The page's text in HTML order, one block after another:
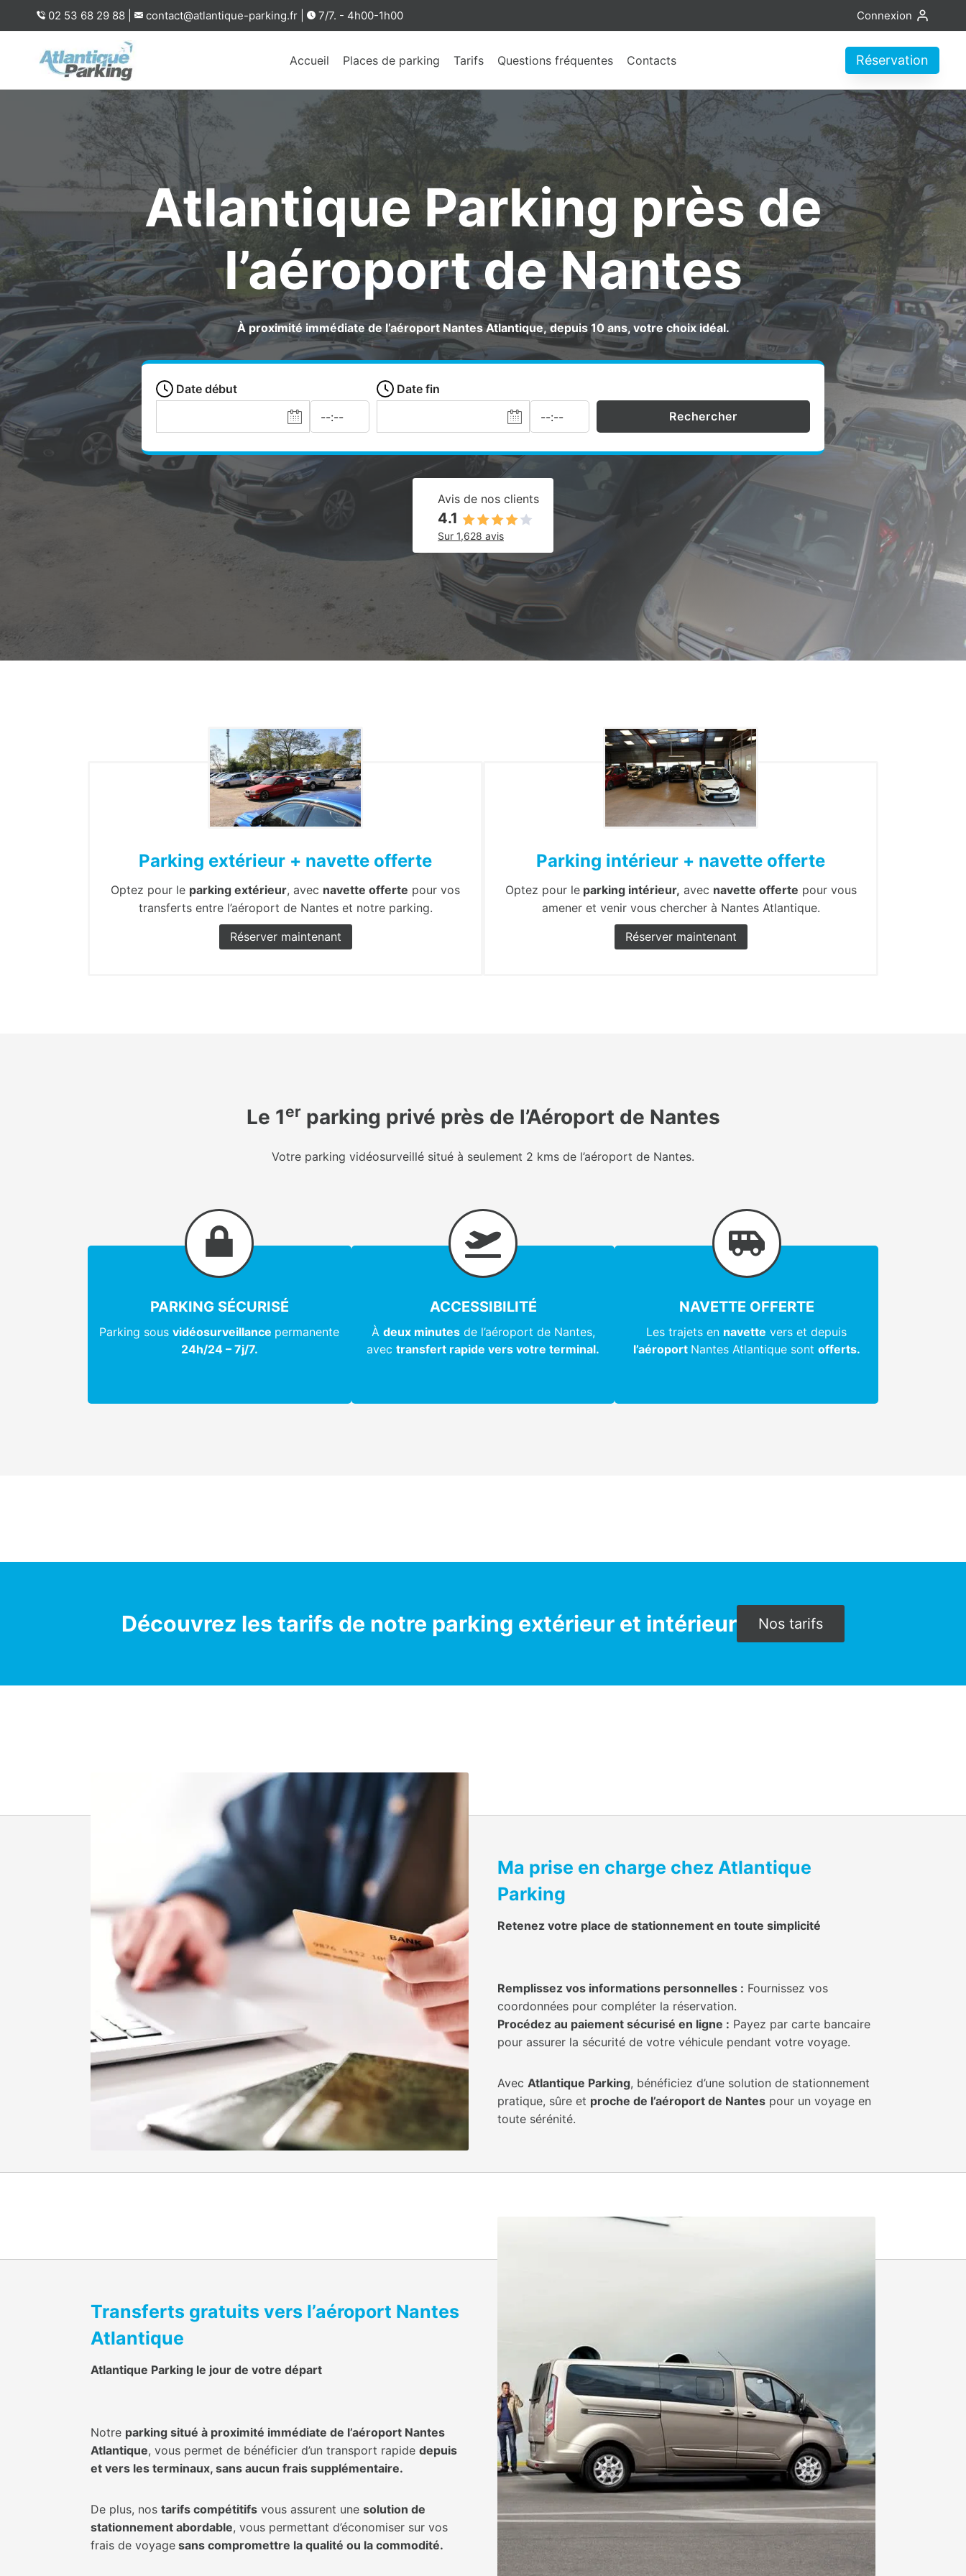
02 53 68 29 88 | contact@atlantique-parking.fr | 7/7. - 4h00-1h00 Connexion
Accueil Places de parking Tarifs Questions fréquentes Contacts Réservation
Atlantique Parking près de
l’aéroport de Nantes
À proximité immédiate de l’aéroport Nantes Atlantique, depuis 10 ans, votre choix idéal.
Date début
Date fin
Rechercher
Avis de nos clients
4.1
Sur 1,628 avis
Parking extérieur + navette offerte
Optez pour le parking extérieur, avec navette offerte pour vos
transferts entre l’aéroport de Nantes et notre parking.
Réserver maintenant
Parking intérieur + navette offerte
Optez pour leparking intérieur, avec navette offerte pour vous
amener et venir vous chercher à Nantes Atlantique.
Réserver maintenant
Le 1erparking privé près de l’Aéroport de Nantes
Votre parking vidéosurveillé situé à seulement 2 kms de l’aéroport de Nantes.
PARKING SÉCURISÉ
Parking sousvidéosurveillance permanente
24h/24 – 7j/7.
ACCESSIBILITÉ
À deux minutesde l’aéroport de Nantes,
avec transfert rapide vers votre terminal.
NAVETTE OFFERTE
Les trajets en navette vers et depuis
l’aéroport Nantes Atlantique sont offerts.
Découvrez les tarifs de notre parking extérieur et intérieur Nos tarifs
Ma prise en charge chez Atlantique
Parking
Retenez votre place de stationnement en toute simplicité
Remplissez vos informations personnelles : Fournissez vos
coordonnées pour compléter la réservation.
Procédez au paiement sécurisé en ligne : Payez par carte bancaire
pour assurer la sécurité de votre véhicule pendant votre voyage.
Avec Atlantique Parking, bénéficiez d’une solution de stationnement
pratique, sûre et proche de l’aéroport de Nantes pour un voyage en
toute sérénité.
Transferts gratuits vers l’aéroport Nantes
Atlantique
Atlantique Parking le jour de votre départ
Notre parking situé à proximité immédiate de l’aéroport Nantes
Atlantique, vous permet de bénéficier d’un transport rapide depuis
et vers les terminaux, sans aucun frais supplémentaire.
De plus, nos tarifs compétitifs vous assurent une solution de
stationnement abordable, vous permettant d’économiser sur vos
frais de voyage sans compromettre la qualité ou la commodité.